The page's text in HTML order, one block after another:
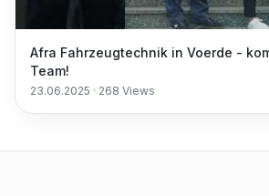
Afra Fahrzeugtechnik in Voerde -
Team!
23.06.2025 · 268 Views